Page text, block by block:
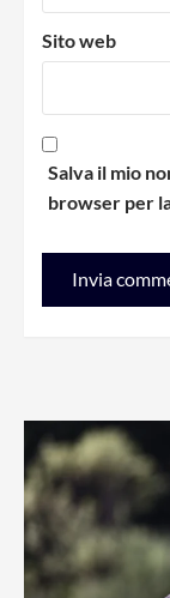
Sito web
Salva il mio
browser per